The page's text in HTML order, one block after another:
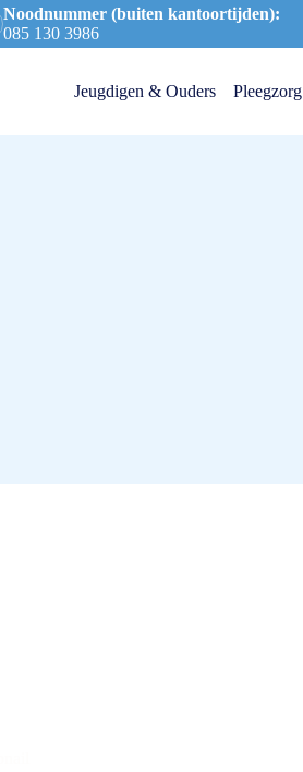
Noodnummer (buiten kantoortijden):
085 130 3986
Jeugdigen & Ouders Pleegzorg